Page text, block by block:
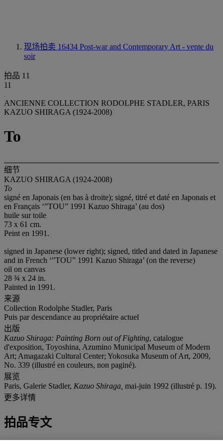
现场拍卖 16434 Post-war and Contemporary Art - vente du
soir
拍品 11
11
ANCIENNE COLLECTION RODOLPHE STADLER, PARIS
KAZUO SHIRAGA (1924-2008)
To
细节
KAZUO SHIRAGA (1924-2008)
To
signé en Japonais (en bas à droite); signé, titré et daté en Japonais et
en Français ‘”TOU” 1991 Kazuo Shiraga’ (au dos)
huile sur toile
73 x 61 cm.
Peint en 1991.
signed in Japanese (lower right); signed, titled and dated in Japanese
and in French ‘”TOU” 1991 Kazuo Shiraga’ (on the reverse)
oil on canvas
28 ¾ x 24 in.
Painted in 1991.
来源
Collection Rodolphe Stadler, Paris
Puis par descendance au propriétaire actuel
出版
Kazuo Shiraga: Painting Born out of Fighting, catalogue
d'exposition, Toyoshina, Azumino Municipal Museum of Modern
Art; Amagazaki Cultural Center; Yokosuka Museum of Art, 2009,
No. 339 (illustré en couleurs, non paginé).
展览
Paris, Galerie Stadler, Kazuo Shiraga, mai-juin 1992 (illustré p. 19).
更多详情
拍品专文